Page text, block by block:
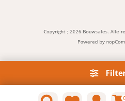
Copyright ; 2026 Bouwsales. Alle
Powered by